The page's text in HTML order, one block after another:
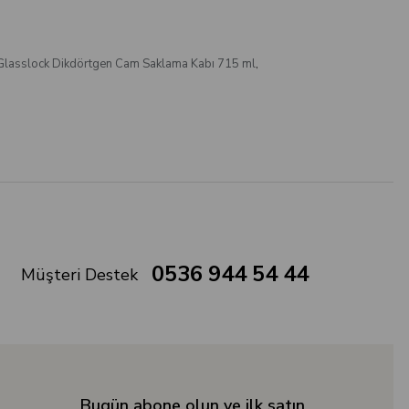
Dikdörtgen Cam Saklama Kabı 715 ml,
Müşteri Destek 0536 944 54 44